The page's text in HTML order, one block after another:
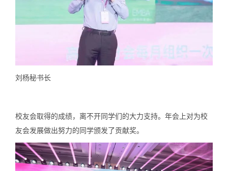
刘杨秘书长
校友会取得的成绩，离不开同学们的大力支持。年会上对为校
友会发展做出努力的同学颁发了贡献奖。